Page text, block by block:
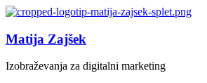
Matija Zajšek
Izobraževanja za digitalni marketing